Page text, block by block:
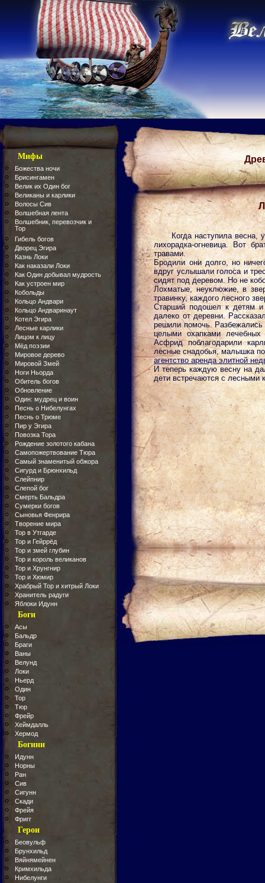
Мифы
Божества ночи
Брисингамен
Велик их Один бог
Великаны и карлики
Волосы Сив
Волшебная лента
Волшебник, перевозчик и
Тор
Гибель богов
Дворец Эгира
Казнь Локи
Как наказали Локи
Как Один добывал мудрость
Как устроен мир
Кобольды
Кольцо Андвари
Кольцо Андваринаут
Котел Эгира
Лесные карлики
Лицом к лицу
Мёд поэзии
Мировое дерево
Мировой Змей
Ноги Ньорда
Обитель богов
Обновление
Один: мудрец и воин
Песнь о Нибелунгах
Песнь о Трюме
Пир у Эгира
Повозка Тора
Рождение золотого кабана
Самопожертвование Тюра
Самый знаменитый обжора
Сигурд и Брюнхильд
Слейпнир
Слепой бог
Смерть Бальдра
Сумерки богов
Сыновья Фенрира
Творение мира
Тор в Утгарде
Тор и Гейррёд
Тор и змей глубин
Тор и король великанов
Тор и Хрунгнир
Тор и Хюмир
Храбрый Тор и хитрый Локи
Хранитель радуги
Яблоки Идунн
Боги
Асы
Бальдр
Браги
Ваны
Велунд
Локи
Ньерд
Один
Тор
Тюр
Фрейр
Хеймдалль
Хермод
Богини
Идунн
Норны
Ран
Сив
Сигунн
Скади
Фрейя
Фригг
Герои
Беовульф
Брунхильд
Вяйнямейнен
Кримхильда
Нибелунги
Когда наступила весна,
лихорадка-огневица. Вот
травами.
Бродили они долго, но
вдруг услышали голоса и
сидят под деревом. Но не
Лохматые, неуклюжие, в
травинку, каждого лесного
Старший подошел к детям и
далеко от деревни.
решили помочь. Разбежались
целыми охапками
Асфрид поблагодарили
лесные снадобья, малышка
агентство аренда элитной
И теперь каждую весну на
дети встречаются с лесными